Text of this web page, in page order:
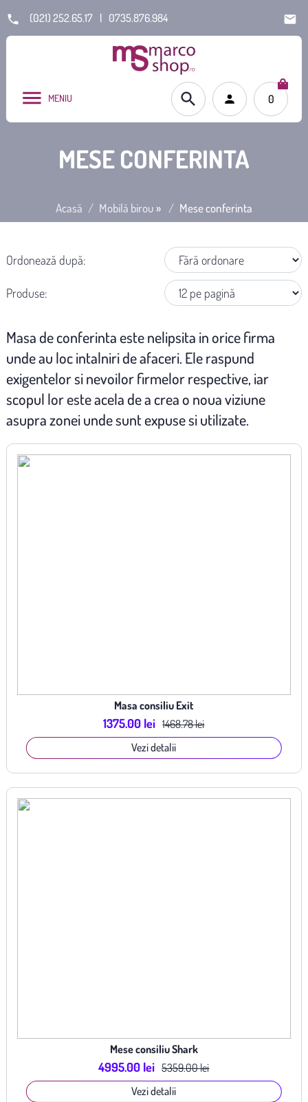
(021) 252.65.17 | 0735.876.984
MENIU 0
MESE CONFERINTA
Acasă Mobilă birou» Mese conferinta
Ordonează după:
Produse:
Masa de conferinta este nelipsita in orice firma
unde au loc intalniri de afaceri. Ele raspund
exigentelor si nevoilor firmelor respective, iar
scopul lor este acela de a crea o noua viziune
asupra zonei unde sunt expuse si utilizate.
Masa consiliu Exit
1468.78 lei
1375.00 lei
Vezi detalii
Mese consiliu Shark
5359.00 lei
4995.00 lei
Vezi detalii